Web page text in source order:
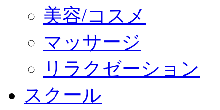
美容/コスメ
マッサージ
リラクゼーション
スクール